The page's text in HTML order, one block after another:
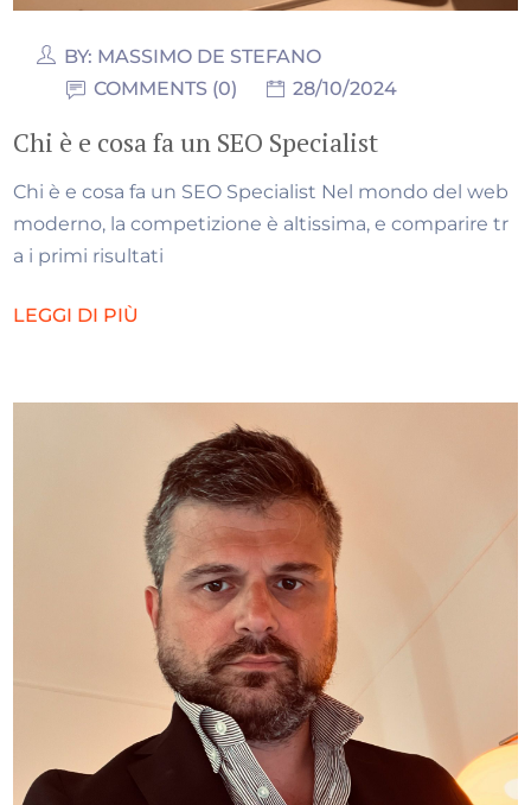
BY: MASSIMO DE STEFANO
COMMENTS (0)
28/10/2024
Chi è e cosa fa un SEO Specialist
Chi è e cosa fa un SEO Specialist Nel mondo del web
moderno, la competizione è altissima, e comparire tr
a i primi risultati
LEGGI DI PIÙ